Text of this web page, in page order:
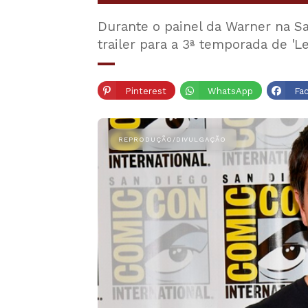
Durante o painel da Warner na
trailer para a 3ª temporada de
Pinterest WhatsApp